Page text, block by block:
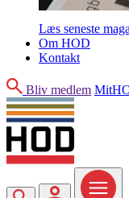
Læs seneste
Om HOD
Kontakt
Søg
Bliv medlem